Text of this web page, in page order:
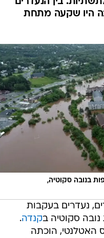
היו שקעה מתחת
בנובה סקוטיה,
נעדרים בעקבות
נובה סקוטיה בקנדה.
האטלנטי, הוכתה